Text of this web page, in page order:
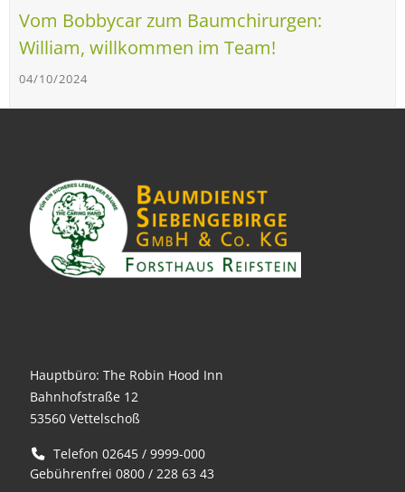
Vom Bobbycar zum Baumchirurgen:
William, willkommen im Team!
04/10/2024
Hauptbüro: The Robin Hood Inn
Bahnhofstraße 12
53560 Vettelschoß
Telefon 02645 / 9999-000
Gebührenfrei 0800 / 228 63 43